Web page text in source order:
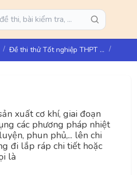
Đề thi thử Tốt nghiệp THPT năm 2025 môn Công Nghệ Sở GD&DT TP.HCM
xuất cơ khí, giai đoạn
các phương pháp nhiệt
phun phủ,... lên chi
đi lắp ráp chi tiết hoặc
là